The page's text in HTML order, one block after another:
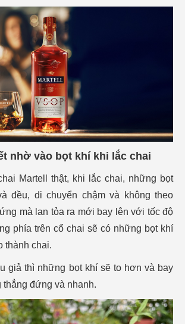
nhờ vào bọt khí khi lắc chai
Martell thật, khi lắc chai, những bọt
đều, di chuyển chậm và không theo
mà lan tỏa ra mới bay lên với tốc độ
phía trên cổ chai sẽ có những bọt khí
thành chai.
giả thì những bọt khí sẽ to hơn và bay
thẳng đứng và nhanh.